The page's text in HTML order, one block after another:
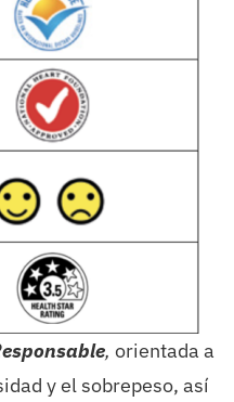
, orientada a
y el sobrepeso, así